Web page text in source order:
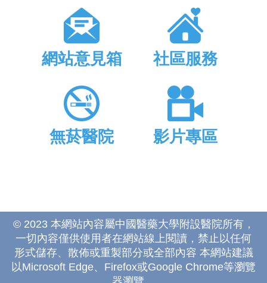
網站意見箱 社區服務
無菸醫院 影片專區
© 2023 本網站內容屬中國醫藥大學附設醫院所有，
一切內容僅供使用者在網站線上閱讀，禁止以任何
形式儲存、散佈或重製部分或全部內容 本網站建議
以Microsoft Edge、Firefox或Google Chrome等瀏覽